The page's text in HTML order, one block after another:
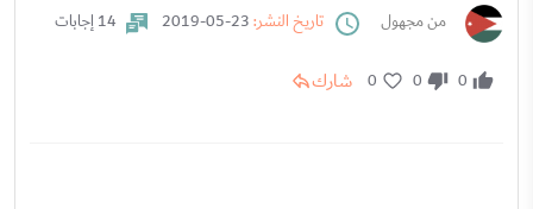
من مجهول تاريخ النشر: 14 إجابات
0
0
0 شارك